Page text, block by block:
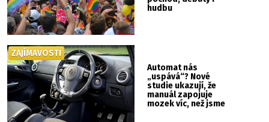
hudbu
Automat nás
„uspává“? Nové
studie ukazují, že
manuál zapojuje
mozek víc, než jsme
ZAJÍMAVOSTI